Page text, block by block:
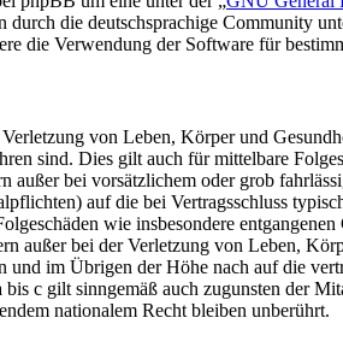
durch die deutschsprachige Community
die Verwendung der Software für
von Leben, Körper und
sind. Dies gilt auch für mittelbare
außer bei vorsätzlichem oder grob
auf die bei Vertragsschluss
wie insbesondere
außer bei der Verletzung von Leben,
und im Übrigen der Höhe nach auf die
c gilt sinngemäß auch zugunsten der
nationalem Recht bleiben unberührt.